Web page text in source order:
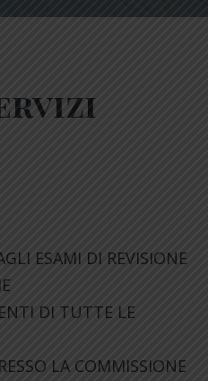
ESAMI DI REVISIONE
DI TUTTE LE
LA COMMISSIONE